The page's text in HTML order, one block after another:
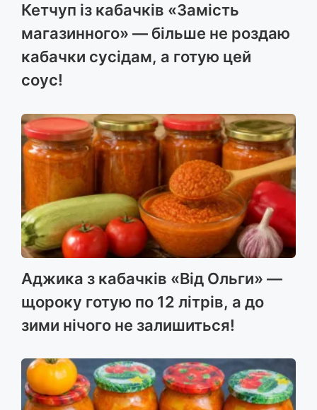
Кетчуп із кабачків «Замість
магазинного» — більше не роздаю
кабачки сусідам, а готую цей
соус!
Аджика з кабачків «Від Ольги» —
щороку готую по 12 літрів, а до
зими нічого не залишиться!